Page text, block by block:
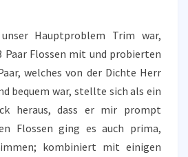
Hauptproblem Trim war,
Paar Flossen mit und probierten
welches von der Dichte Herr
bequem war, stellte sich als ein
heraus, dass er mir prompt
Flossen ging es auch prima,
kombiniert mit einigen